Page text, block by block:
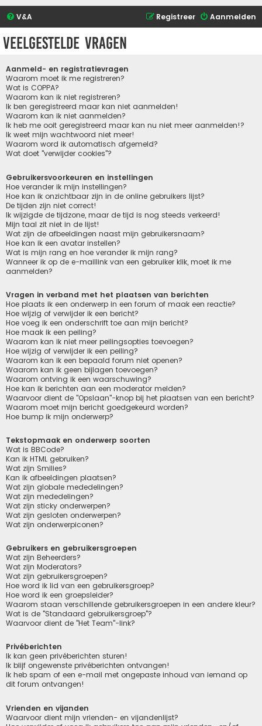
V&A Aanmelden
Registreer
Veelgestelde vragen
Aanmeld- en registratievragen
Waarom moet ik me registreren?
Wat is COPPA?
Waarom kan ik niet registreren?
Ik ben geregistreerd maar kan niet aanmelden!
Waarom kan ik niet aanmelden?
Ik heb me ooit geregistreerd maar kan nu niet meer aanmelden!?
Ik weet mijn wachtwoord niet meer!
Waarom word ik automatisch afgemeld?
Wat doet "verwijder cookies"?
Gebruikersvoorkeuren en instellingen
Hoe verander ik mijn instellingen?
Hoe kan ik onzichtbaar zijn in de online gebruikers lijst?
De tijden zijn niet correct!
Ik wijzigde de tijdzone, maar de tijd is nog steeds verkeerd!
Mijn taal zit niet in de lijst!
Wat zijn de afbeeldingen naast mijn gebruikersnaam?
Hoe kan ik een avatar instellen?
Wat is mijn rang en hoe verander ik mijn rang?
Wanneer ik op de e-maillink van een gebruiker klik, moet ik me
aanmelden?
Vragen in verband met het plaatsen van berichten
Hoe plaats ik een onderwerp in een forum of maak een reactie?
Hoe wijzig of verwijder ik een bericht?
Hoe voeg ik een onderschrift toe aan mijn bericht?
Hoe maak ik een peiling?
Waarom kan ik niet meer peilingsopties toevoegen?
Hoe wijzig of verwijder ik een peiling?
Waarom kan ik een bepaald forum niet openen?
Waarom kan ik geen bijlagen toevoegen?
Waarom ontving ik een waarschuwing?
Hoe kan ik berichten aan een moderator melden?
Waarvoor dient de "Opslaan"-knop bij het plaatsen van een bericht?
Waarom moet mijn bericht goedgekeurd worden?
Hoe bump ik mijn onderwerp?
Tekstopmaak en onderwerp soorten
Wat is BBCode?
Kan ik HTML gebruiken?
Wat zijn Smilies?
Kan ik afbeeldingen plaatsen?
Wat zijn globale mededelingen?
Wat zijn mededelingen?
Wat zijn sticky onderwerpen?
Wat zijn gesloten onderwerpen?
Wat zijn onderwerpiconen?
Gebruikers en gebruikersgroepen
Wat zijn Beheerders?
Wat zijn Moderators?
Wat zijn gebruikersgroepen?
Hoe word ik lid van een gebruikersgroep?
Hoe word ik een groepsleider?
Waarom staan verschillende gebruikersgroepen in een andere kleur?
Wat is de "Standaard gebruikersgroep"?
Waarvoor dient de "Het Team"-link?
Privéberichten
Ik kan geen privéberichten sturen!
Ik blijf ongewenste privéberichten ontvangen!
Ik heb spam of een e-mail met ongepaste inhoud van iemand op
dit forum ontvangen!
Vrienden en vijanden
Waarvoor dient mijn vrienden- en vijandenlijst?